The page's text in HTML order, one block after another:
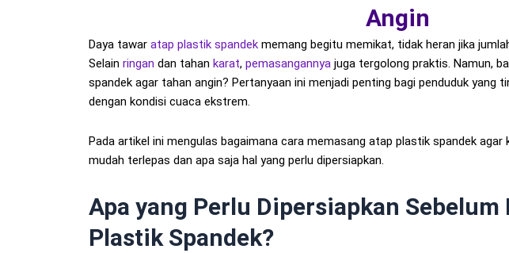
Angin
Daya tawar atap plastik spandek memang begitu memikat, tidak heran jika
Selain ringan dan tahan karat, pemasangannya juga tergolong praktis. Namun,
spandek agar tahan angin? Pertanyaan ini menjadi penting bagi penduduk yang
dengan kondisi cuaca ekstrem.
Pada artikel ini mengulas bagaimana cara memasang atap plastik spandek
mudah terlepas dan apa saja hal yang perlu dipersiapkan.
Apa yang Perlu Dipersiapkan Sebelum
Plastik Spandek?